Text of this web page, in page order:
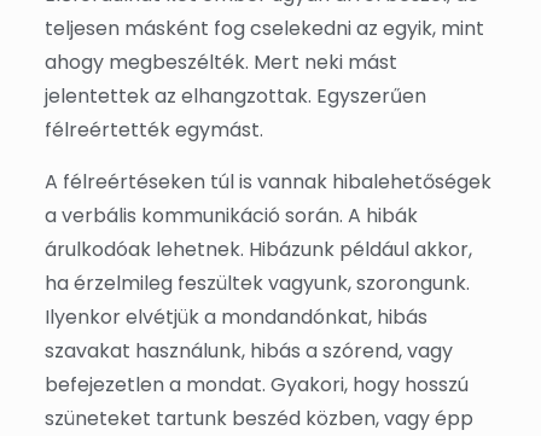
teljesen másként fog cselekedni az egyik, mint
ahogy megbeszélték. Mert neki mást
jelentettek az elhangzottak. Egyszerűen
félreértették egymást.
A félreértéseken túl is vannak hibalehetőségek
a verbális kommunikáció során. A hibák
árulkodóak lehetnek. Hibázunk például akkor,
ha érzelmileg feszültek vagyunk, szorongunk.
Ilyenkor elvétjük a mondandónkat, hibás
szavakat használunk, hibás a szórend, vagy
befejezetlen a mondat. Gyakori, hogy hosszú
szüneteket tartunk beszéd közben, vagy épp